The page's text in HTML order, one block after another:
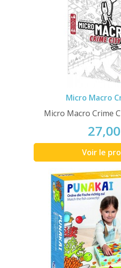
Micro Macro
Micro Macro Crime
Voir le